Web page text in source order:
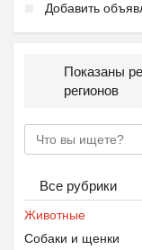
Добавить
Показаны
регионов
Все рубрики
Животные
Собаки и щенки